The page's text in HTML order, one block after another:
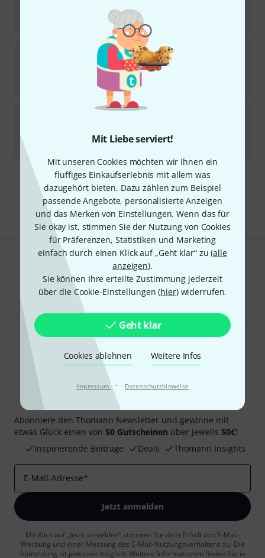
Mit Liebe serviert!
Mit unseren Cookies möchten wir Ihnen ein
fluffiges Einkaufserlebnis mit allem was
dazugehört bieten. Dazu zählen zum Beispiel
passende Angebote, personalisierte Anzeigen
und das Merken von Einstellungen. Wenn das für
Sie okay ist, stimmen Sie der Nutzung von Cookies
für Präferenzen, Statistiken und Marketing
einfach durch einen Klick auf „Geht klar“ zu (alle
anzeigen).
Sie können Ihre erteilte Zustimmung jederzeit
über die Cookie-Einstellungen (hier) widerrufen.
Geht klar
Cookies ablehnen Weitere Infos
Impressum · Datenschutzhinweise
Sofort lieferbar
Hide-a-mic DPA 4060 Lav.-Clip Set Black
1
Sofort lieferbar
Hide-a-micCOS-11 Lav.-Clip Set Black
Sofort lieferbar
Kostenloser Versand ab 29 €
Alle Preise inkl. MwSt.
Gefällt Ihnen, was Sie sehen?
Teilen Hilfe & Feedback
Thomann Newsletter
Abonniere den Thomann Newsletter und gewinne mit
etwas Glück einen von 50 Gutscheinen über jeweils 50€!
Inspirierende Beiträge
Deals Thomann Insights
E-Mail-Adresse*
Jetzt anmelden
Mit Klick auf „Jetzt anmelden“ stimmen Sie dem Erhalt von E-Mail-
Werbung und einer Messung des E-Mail-Nutzungsverhaltens zu. Die
Abmeldung ist jederzeit möglich. Weitere Informationen finden Sie in